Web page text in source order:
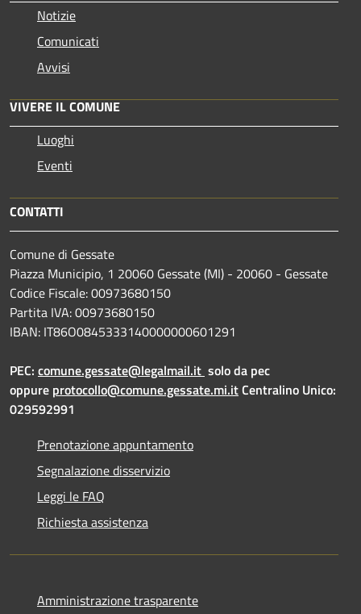
Notizie
Comunicati
Avvisi
VIVERE IL COMUNE
Luoghi
Eventi
CONTATTI
Comune di Gessate
Piazza Municipio, 1 20060 Gessate (MI) - 20060 - Gessate
Codice Fiscale: 00973680150
Partita IVA: 00973680150
IBAN: IT86O0845333140000000601291
PEC: comune.gessate@legalmail.it solo da pec
oppure protocollo@comune.gessate.mi.itCentralino Unico:
029592991
Prenotazione appuntamento
Segnalazione disservizio
Leggi le FAQ
Richiesta assistenza
Amministrazione trasparente